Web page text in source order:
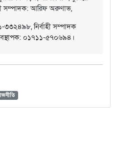
সম্পাদক: আরিফ অরুণাভ,
নির্বাহী সম্পাদক
০১৭১১-৫৭০৬৯৪।